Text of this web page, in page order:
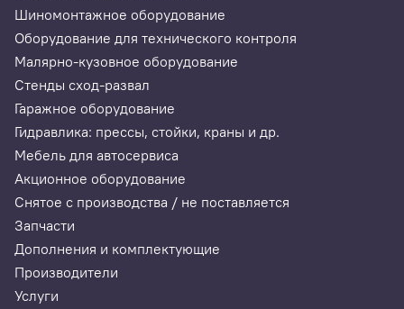
Stop in position
Коснитесь на экране показания величины дисбаланса, и
колесо автоматически повернётся в положение
уравновешивания.
Шиномонтажное оборудование
Оборудование для технического контроля
Малярно-кузовное оборудование
Стенды сход-развал
Гаражное оборудование
Гидравлика: прессы, стойки, краны и др.
Мебель для автосервиса
Акционное оборудование
Снятое с производства / не поставляется
Запчасти
Дополнения и комплектующие
Производители
Услуги